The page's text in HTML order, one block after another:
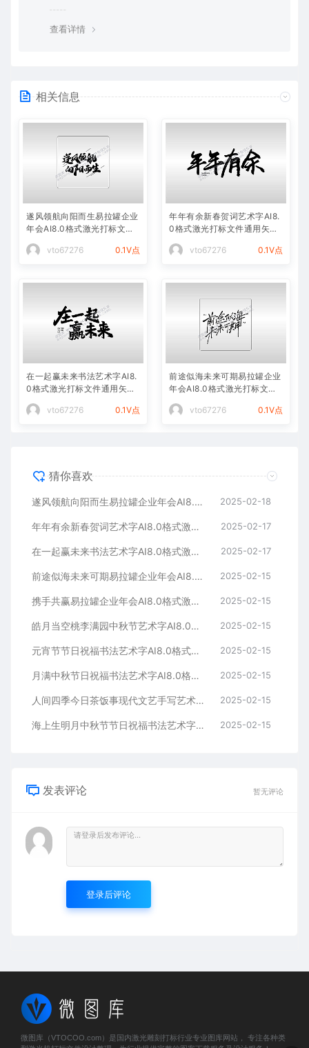
查看详情
相关信息
遂风领航向阳而生易拉罐企业
年会AI8.0格式激光打标文件
vto67276
0.1V点
年年有余新春贺词艺术字AI8.
0格式激光打标文件通用矢量
vto67276
0.1V点
在一起赢未来书法艺术字AI8.
0格式激光打标文件通用矢量
vto67276
0.1V点
前途似海未来可期易拉罐企业
年会AI8.0格式激光打标文件
vto67276
0.1V点
猜你喜欢
遂风领航向阳而生易拉罐企业年会AI8.0格式激光打标文件通用矢量图 2025-02-18
年年有余新春贺词艺术字AI8.0格式激光打标文件通用矢量图 2025-02-17
在一起赢未来书法艺术字AI8.0格式激光打标文件通用矢量图 2025-02-17
前途似海未来可期易拉罐企业年会AI8.0格式激光打标文件通用矢量图 2025-02-15
携手共赢易拉罐企业年会AI8.0格式激光打标文件通用矢量图 2025-02-15
皓月当空桃李满园中秋节艺术字AI8.0格式激光打标文件通用矢量图 2025-02-15
元宵节节日祝福书法艺术字AI8.0格式激光打标文件通用矢量图 2025-02-15
月满中秋节日祝福书法艺术字AI8.0格式激光打标文件通用矢量图 2025-02-15
人间四季今日茶饭事现代文艺手写艺术字AI8.0格式激光打标文件通用矢量图 2025-02-15
海上生明月中秋节节日祝福书法艺术字AI8.0格式激光打标文件通用矢量图 2025-02-15
发表评论 暂无评论
登录后评论
微图库（VTOCOO.com）是国内激光雕刻打标行业专业图库网站， 专注各种类